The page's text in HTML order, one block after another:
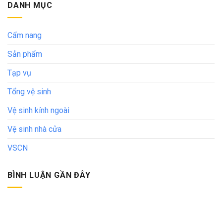
DANH MỤC
Cẩm nang
Sản phẩm
Tạp vụ
Tổng vệ sinh
Vệ sinh kính ngoài
Vệ sinh nhà cửa
VSCN
BÌNH LUẬN GẦN ĐÂY